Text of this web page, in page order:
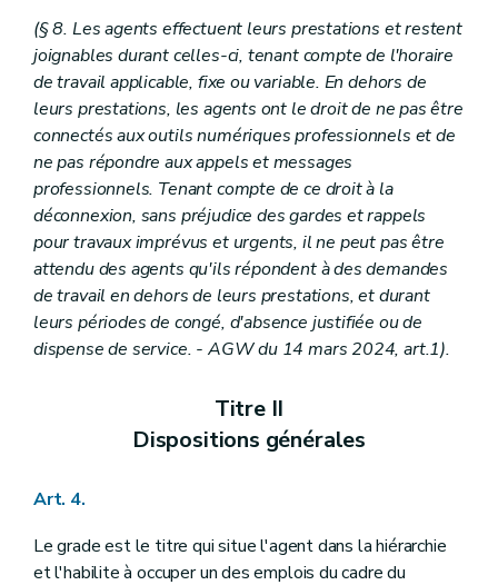
Art. 156
Art. 157
Chapitre II
(Du comité stratégique – AGW du 27 mars 2009, art. 75 )
Art. 158
Art. 159
Art. 160
Art. 161
Art. 162
Chapitre III Du Comité de direction
Art. 163
Art. 164
Art. 165
Art. 166
Titre X Du régime disciplinaire
Art. 167
Art. 168
Art. 172
Art. 173
Art. 177
Art. 178
Art. 179
(§ 8. Les agents effectuent leurs prestations et restent
joignables durant celles-ci, tenant compte de l'horaire
de travail applicable, fixe ou variable. En dehors de
leurs prestations, les agents ont le droit de ne pas être
connectés aux outils numériques professionnels et de
ne pas répondre aux appels et messages
professionnels. Tenant compte de ce droit à la
déconnexion, sans préjudice des gardes et rappels
pour travaux imprévus et urgents, il ne peut pas être
attendu des agents qu'ils répondent à des demandes
de travail en dehors de leurs prestations, et durant
leurs périodes de congé, d'absence justifiée ou de
dispense de service. - AGW du 14 mars 2024, art.1).
Titre II
Dispositions générales
Art. 4.
Le grade est le titre qui situe l'agent dans la hiérarchie
et l'habilite à occuper un des emplois du cadre du